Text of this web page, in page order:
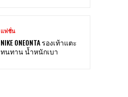
แฟชั่น
NIKE ONEONTA รองเท้าแตะ
ทนทาน น้ำหนักเบา